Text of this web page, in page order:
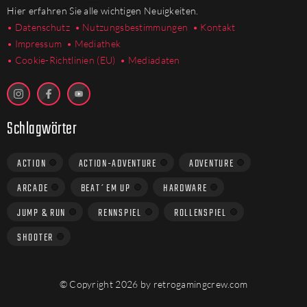
Hier erfahren Sie alle wichtigen Neuigkeiten.
• Datenschutz • Nutzungsbestimmungen • Kontakt
• Impressum • Mediathek
• Cookie-Richtlinien (EU) • Mediadaten
Schlagwörter
ACTION ACTION-ADVENTURE
ADVENTURE
ARCADE
BEAT´EM UP
HARDWARE
JUMP & RUN
RENNSPIEL
ROLLENSPIEL
SHOOTER
© Copyright 2026 by retrogamingcrew.com